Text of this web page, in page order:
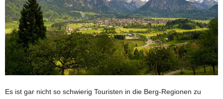
Es ist gar nicht so schwierig Touristen in die Berg-Regionen zu